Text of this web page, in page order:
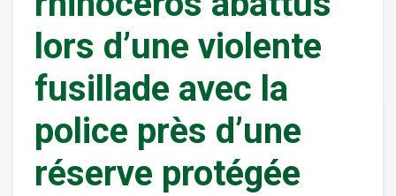
lors d’une violente
fusillade avec la
police près d’une
réserve protégée